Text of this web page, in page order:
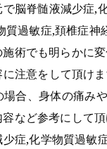
脳脊髄液減少症,
質過敏症,頚椎症
術でも明らかに
注意をして頂け
合、身体の痛み
など参考にして
症,化学物質過敏